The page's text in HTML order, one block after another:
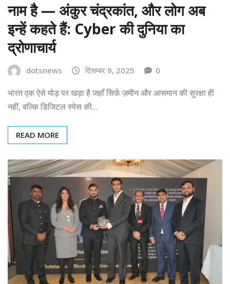
नाम है — अंकुर चंद्रकांत, और लोग अब
इन्हें कहते हैं: Cyber की दुनिया का
द्रोणाचार्य
dotsnews दिसम्बर 9, 2025 0
भारत एक ऐसे मोड़ पर खड़ा है जहाँ सिर्फ़ ज़मीन और आसमान की सुरक्षा ही
नहीं, बल्कि डिजिटल स्पेस की…
READ MORE